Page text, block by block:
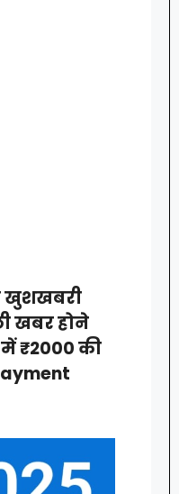
खुशखबरी
खबर होने
₹2000 की